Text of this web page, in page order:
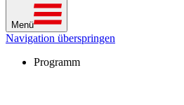
Menü
Navigation überspringen
Programm